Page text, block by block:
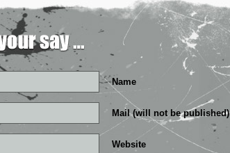
Name
Mail (will not be published)
Website